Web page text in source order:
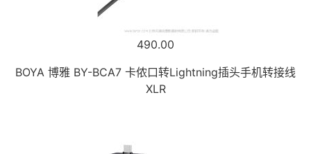
490.00
BOYA 博雅 BY-BCA7 卡侬口转Lightning插头手机转接线
XLR